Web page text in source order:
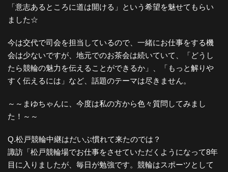
「意志あるところに道は開ける」という希望を魅せてもらい
ました☆
今は交代で司会を担当しているので、一緒にお仕事をする機
会は少ないですが、地元でのお茶会は続いていて、「どうし
たら競輪の魅力を伝えることができるか」、「もっと解りや
すく伝えるには」など、話題のテーマは尽きません。
～～まゆちゃんに、今度は私の方から色々質問してみまし
た！～～
Q.松戸競輪中継はだいぶ慣れて来たのでは？
諏訪「松戸競輪場でお仕事をさせていただくようになって8年
目に入りましたが、毎日が勉強です。競輪はスポーツとして